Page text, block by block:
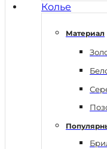
Колье
Материал